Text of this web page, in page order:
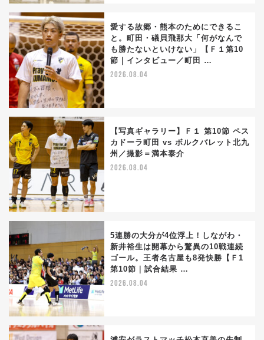
愛する故郷・熊本のためにできるこ
と。町田・礒貝飛那大「何がなんで
も勝たないといけない」【Ｆ１第10
節｜インタビュー／町田 …
2026.08.04
【写真ギャラリー】Ｆ１ 第10節 ペス
カドーラ町田 vs ボルクバレット北九
州／撮影＝満本泰介
2026.08.04
5連勝の大分が4位浮上！しながわ・
新井裕生は開幕から驚異の10戦連続
ゴール。王者名古屋も8発快勝【Ｆ1
第10節｜試合結果 …
2026.08.04